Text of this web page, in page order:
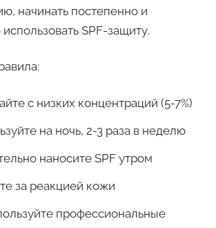
начинать постепенно и
SPF-защиту.
с низких концентраций (5-7%)
на ночь, 2-3 раза в неделю
наносите SPF утром
за реакцией кожи
профессиональные